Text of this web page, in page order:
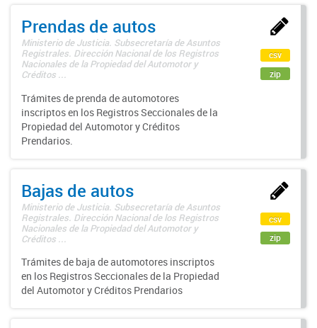
Prendas de autos
Ministerio de Justicia. Subsecretaría de Asuntos
Registrales. Dirección Nacional de los Registros
Nacionales de la Propiedad del Automotor y
Créditos ...
Trámites de prenda de automotores
inscriptos en los Registros Seccionales de la
Propiedad del Automotor y Créditos
Prendarios.
csv
zip
Bajas de autos
Ministerio de Justicia. Subsecretaría de Asuntos
Registrales. Dirección Nacional de los Registros
Nacionales de la Propiedad del Automotor y
Créditos ...
Trámites de baja de automotores inscriptos
en los Registros Seccionales de la Propiedad
del Automotor y Créditos Prendarios
csv
zip